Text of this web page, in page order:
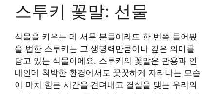
스투키 꽃말: 선물
식물을 키우는 데 서툰 분들이라도 한 번쯤 들어봤
을 법한 스투키는 그 생명력만큼이나 깊은 의미를
담고 있는 식물이에요. 스투키의 꽃말은 관용과 인
내인데 척박한 환경에서도 꿋꿋하게 자라나는 모습
이 마치 힘든 시간을 견뎌내고 결실을 맺는 우리의